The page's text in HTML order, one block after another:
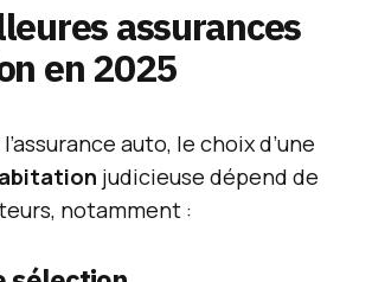
assurances
en 2025
auto, le choix d’une
judicieuse dépend de
notamment :